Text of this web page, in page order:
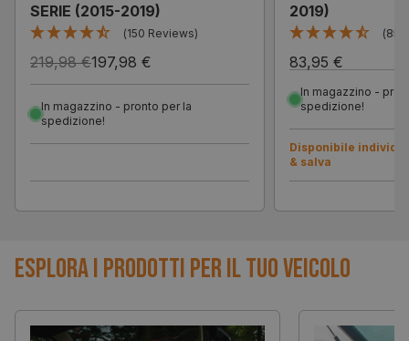
SERIE (2015-2019)
(150 Reviews)
219,98 €197,98 €
In magazzino - pronto per la
spedizione!
2019)
(85
83,95 €
In magazzino -
spedizione!
Disponibile
& salva
Esplora i prodotti per il tuo veicolo